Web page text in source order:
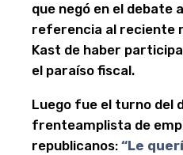
que negó en el debate
referencia al reciente
Kast de haber
el paraíso fiscal.
Luego fue el turno del
frenteamplista de
republicanos: “Le